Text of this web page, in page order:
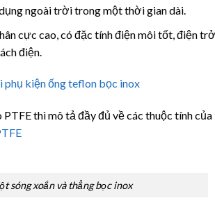
ngoài trời trong một thời gian dài.
cực cao, có đặc tính điện môi tốt, điện
điện.
phụ kiện ống teflon bọc inox
thì mô tả đầy đủ về các thuộc tính của
sóng xoắn và thẳng bọc inox